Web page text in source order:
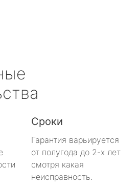
Сроки
Гарантия варьируется
от полугода до 2-х лет
смотря какая
неисправность.